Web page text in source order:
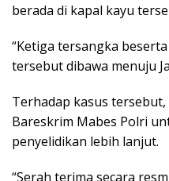
berada di kapal kayu
“Ketiga tersangka
tersebut dibawa menuju
Terhadap kasus
Bareskrim Mabes Polri
penyelidikan lebih lanjut.
“Serah terima secara